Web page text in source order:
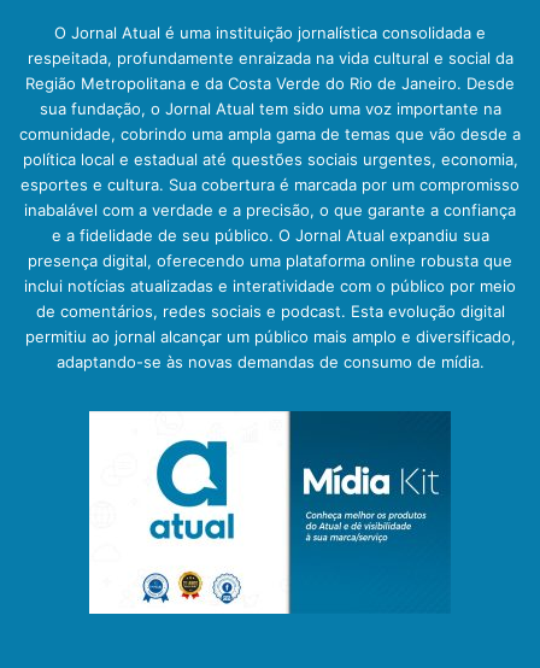
O Jornal Atual é uma instituição jornalística consolidada e
respeitada, profundamente enraizada na vida cultural e social da
Região Metropolitana e da Costa Verde do Rio de Janeiro. Desde
sua fundação, o Jornal Atual tem sido uma voz importante na
comunidade, cobrindo uma ampla gama de temas que vão desde a
política local e estadual até questões sociais urgentes, economia,
esportes e cultura. Sua cobertura é marcada por um compromisso
inabalável com a verdade e a precisão, o que garante a confiança
e a fidelidade de seu público. O Jornal Atual expandiu sua
presença digital, oferecendo uma plataforma online robusta que
inclui notícias atualizadas e interatividade com o público por meio
de comentários, redes sociais e podcast. Esta evolução digital
permitiu ao jornal alcançar um público mais amplo e diversificado,
adaptando-se às novas demandas de consumo de mídia.